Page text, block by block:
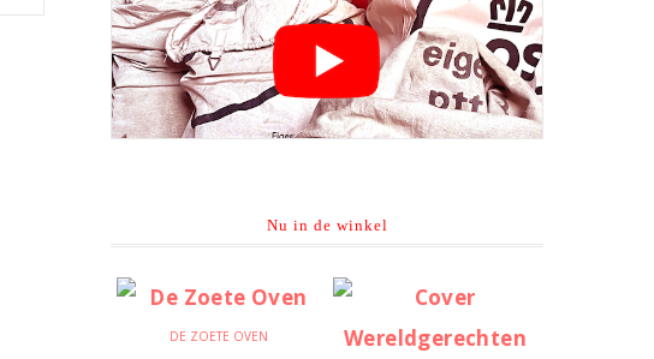
Nu in de winkel
DE ZOETE OVEN